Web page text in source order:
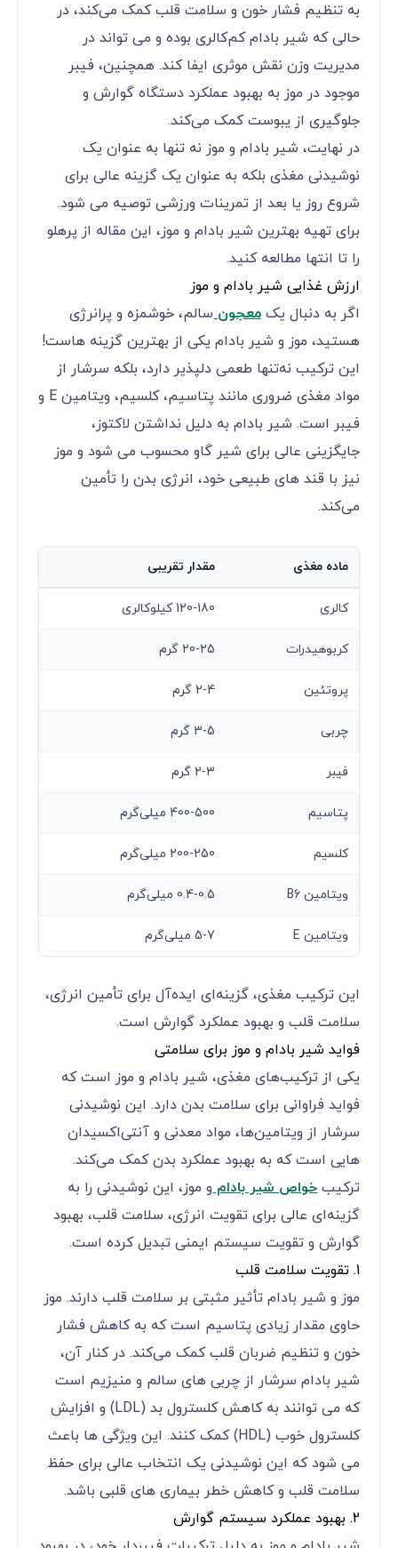
به تنظیم فشار خون و سلامت قلب کمک می‌کند، در
حالی که شیر بادام کم‌کالری بوده و می‌ تواند در
مدیریت وزن نقش موثری ایفا کند. همچنین، فیبر
موجود در موز به بهبود عملکرد دستگاه گوارش و
جلوگیری از یبوست کمک می‌کند.
در نهایت، شیر بادام و موز نه تنها به عنوان یک
نوشیدنی مغذی بلکه به عنوان یک گزینه عالی برای
شروع روز یا بعد از تمرینات ورزشی توصیه می ‌شود.
برای تهیه بهترین شیر بادام و موز، این مقاله از پرهلو
را تا انتها مطالعه کنید.
ارزش غذایی شیر بادام و موز
اگر به دنبال یکمعجونسالم، خوشمزه و پرانرژی
هستید، موز و شیر بادام یکی از بهترین گزینه‌ هاست!
این ترکیب نه‌تنها طعمی دلپذیر دارد، بلکه سرشار از
مواد مغذی ضروری مانند پتاسیم، کلسیم، ویتامین E و
فیبر است. شیر بادام به دلیل نداشتن لاکتوز،
جایگزینی عالی برای شیر گاو محسوب می ‌شود و موز
نیز با قند های طبیعی خود، انرژی بدن را تأمین
می‌کند.
ماده مغذی مقدار تقریبی
کالری 120-180 کیلوکالری
کربوهیدرات 20-25 گرم
پروتئین 2-4 گرم
چربی 3-5 گرم
فیبر 2-3 گرم
پتاسیم 400-500 میلی‌گرم
کلسیم 200-250 میلی‌گرم
ویتامین B6 0.4-0.5 میلی‌گرم
ویتامین E 5-7 میلی‌گرم
این ترکیب مغذی، گزینه‌ای ایده‌آل برای تأمین انرژی،
سلامت قلب و بهبود عملکرد گوارش است.
فواید شیر بادام و موز برای سلامتی
یکی از ترکیب‌های مغذی، شیر بادام و موز است که
فواید فراوانی برای سلامت بدن دارد. این نوشیدنی
سرشار از ویتامین‌ها، مواد معدنی و آنتی‌اکسیدان‌
هایی است که به بهبود عملکرد بدن کمک می‌کند.
ترکیبخواص شیر بادامو موز، این نوشیدنی را به
گزینه‌ای عالی برای تقویت انرژی، سلامت قلب، بهبود
گوارش و تقویت سیستم ایمنی تبدیل کرده است.
1. تقویت سلامت قلب
موز و شیر بادام تأثیر مثبتی بر سلامت قلب دارند. موز
حاوی مقدار زیادی پتاسیم است که به کاهش فشار
خون و تنظیم ضربان قلب کمک می‌کند. در کنار آن،
شیر بادام سرشار از چربی ‌های سالم و منیزیم است
که می‌ توانند به کاهش کلسترول بد (LDL) و افزایش
کلسترول خوب (HDL) کمک کنند. این ویژگی‌ ها باعث
می ‌شود که این نوشیدنی یک انتخاب عالی برای حفظ
سلامت قلب و کاهش خطر بیماری ‌های قلبی باشد.
2. بهبود عملکرد سیستم گوارش